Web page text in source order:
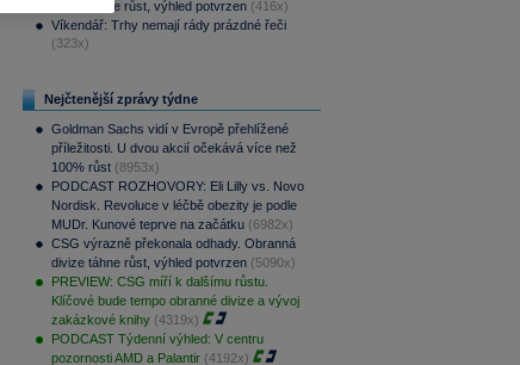
divize táhne růst, výhled potvrzen (416x)
Víkendář: Trhy nemají rády prázdné řeči
(323x)
Nejčtenější zprávy týdne
Goldman Sachs vidí v Evropě přehlížené
příležitosti. U dvou akcií očekává více než
100% růst (8953x)
PODCAST ROZHOVORY: Eli Lilly vs. Novo
Nordisk. Revoluce v léčbě obezity je podle
MUDr. Kunové teprve na začátku (6982x)
CSG výrazně překonala odhady. Obranná
divize táhne růst, výhled potvrzen (5090x)
PREVIEW: CSG míří k dalšímu růstu.
Klíčové bude tempo obranné divize a vývoj
zakázkové knihy (4319x)
PODCAST Týdenní výhled: V centru
pozornosti AMD a Palantir (4192x)